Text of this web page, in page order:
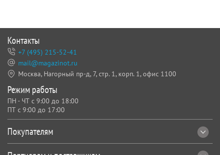
Покупателям
Контакты
+7 (495) 215-52-41
mail@magazinot.ru
Москва, Нагорный пр-д, 7, стр. 1, корп. 1, офис 1100
Режим работы
ПН - ЧТ с 9:00 до 18:00
ПТ с 9:00 до 17:00